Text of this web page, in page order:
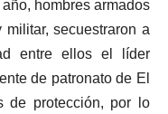
hombres armados
secuestraron a
entre ellos el líder
de patronato de El
de protección, por lo